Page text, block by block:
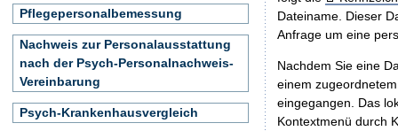
Dateiname. Dieser
Anfrage um eine
Nachdem Sie eine
einem
eingegangen. Das
Kontextmenü durch
Pflegepersonalbemessung
Nachweis zur Personalausstattung
nach der Psych-Personalnachweis-
Vereinbarung
Psych-Krankenhausvergleich